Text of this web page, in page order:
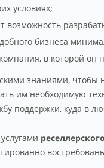
условиях;
возможность
бизнеса
в которой он
знаниями, чтобы
им необходимую
поддержки, куда в